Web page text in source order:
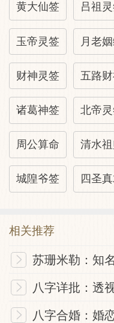
黄大仙签 吕祖
玉帝灵签 月老
财神灵签 五路
诸葛神签 北帝
周公算命 清水
城隍爷签 四圣
相关推荐
苏珊米勒：知
八字详批：透
八字合婚：婚